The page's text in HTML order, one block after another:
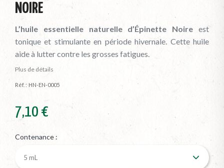
NOIRE
L’huile essentielle naturelle d’Épinette Noire est
tonique et stimulante en période hivernale. Cette huile
aide à lutter contre les grosses fatigues.
Plus de détails
Réf. : HN-EN-0005
7,10 €
Contenance :